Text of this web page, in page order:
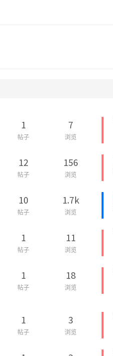
1
帖子
7
浏览
12
帖子
156
浏览
10
帖子
1.7k
浏览
1
帖子
11
浏览
1
帖子
18
浏览
1
帖子
3
浏览